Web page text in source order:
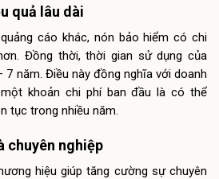
quả lâu dài
cáo khác, nón bảo hiểm có chi
Đồng thời, thời gian sử dụng của
7 năm. Điều này đồng nghĩa với doanh
khoản chi phí ban đầu là có thể
tục trong nhiều năm.
chuyên nghiệp
hiệu giúp tăng cường sự chuyên